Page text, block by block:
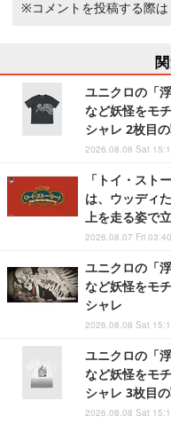
※コメントを投稿する際は
ユニクロの「
など妖怪をモ
シャレ 2枚目
2026.08.08 Sat
「トイ・スト
は、ウッディ
上を走る姿で
2026.08.07 Fri 03:40
ユニクロの「
など妖怪をモ
シャレ
2026.08.08 Sat
ユニクロの「
など妖怪をモ
シャレ 3枚目
2026.08.08 Sat